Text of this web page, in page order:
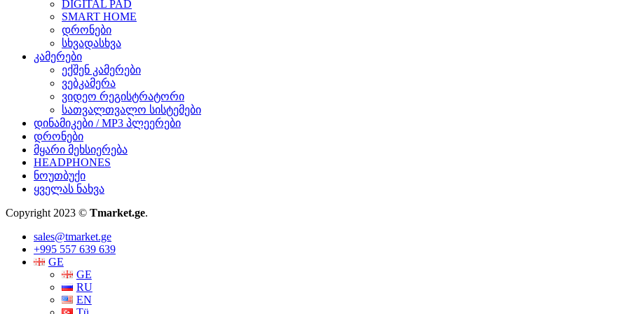
DIGITAL PAD
SMART HOME
დრონები
სხვადასხვა
კამერები
ექშენ კამერები
ვებკამერა
ვიდეო რეგისტრატორი
სათვალთვალო სისტემები
დინამიკები / MP3 პლეერები
დრონები
მყარი მეხსიერება
HEADPHONES
ნოუთბუქი
ყველას ნახვა
Copyright 2023 © Tmarket.ge.
sales@tmarket.ge
+995 557 639 639
GE
GE
RU
EN